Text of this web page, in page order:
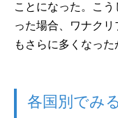
ことになった。こ
った場合、ワナク
もさらに多くなった
各国別でみ